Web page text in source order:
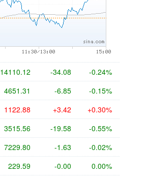
14110.12 -34.08 -0.24%
4651.31 -6.85 -0.15%
1122.88 +3.42 +0.30%
3515.56 -19.58 -0.55%
7229.80 -1.63 -0.02%
229.59 -0.00 0.00%